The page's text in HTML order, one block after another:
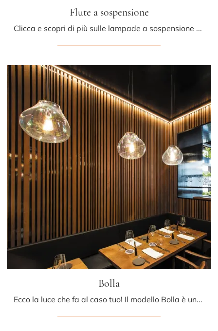
Flute a sospensione
Clicca e scopri di più sulle lampade a sospensione di Fontana Arte: il modello Flute a sospensione in vetro ti attende!
Bolla
Ecco la luce che fa al caso tuo! Il modello Bolla è una delle nostre lampade a sospensione di Fontana Arte.